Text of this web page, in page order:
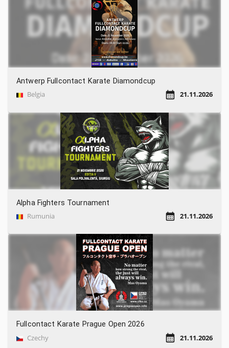
Antwerp Fullcontact Karate Diamondcup
Belgia 21.11.2026
Alpha Fighters Tournament
Rumunia 21.11.2026
Fullcontact Karate Prague Open 2026
Czechy 21.11.2026